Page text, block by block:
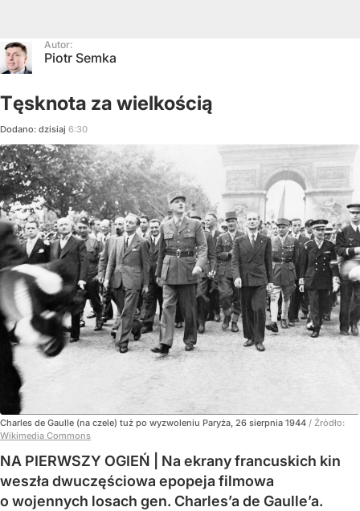
Autor:
Piotr Semka
Tęsknota za wielkością
Dodano: dzisiaj 6:30
Charles de Gaulle (na czele) tuż po wyzwoleniu Paryża, 26 sierpnia 1944 / Źródło:
Wikimedia Commons
NA PIERWSZY OGIEŃ | Na ekrany francuskich kin
weszła dwuczęściowa epopeja filmowa
o wojennych losach gen. Charles’a de Gaulle’a.